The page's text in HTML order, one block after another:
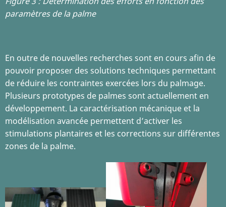
paramètres de la palme
En outre de nouvelles recherches sont en cours afin de
pouvoir proposer des solutions techniques permettant
de réduire les contraintes exercées lors du palmage.
Plusieurs prototypes de palmes sont actuellement en
développement. La caractérisation mécanique et la
modélisation avancée permettent d’activer les
stimulations plantaires et les corrections sur différentes
zones de la palme.